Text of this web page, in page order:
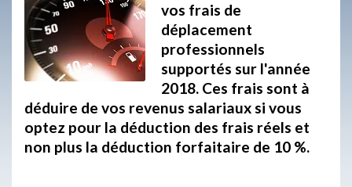
vos frais de
déplacement
professionnels
supportés sur l'année
2018. Ces frais sont à
déduire de vos revenus salariaux si vous
optez pour la déduction des frais réels et
non plus la déduction forfaitaire de 10 %.